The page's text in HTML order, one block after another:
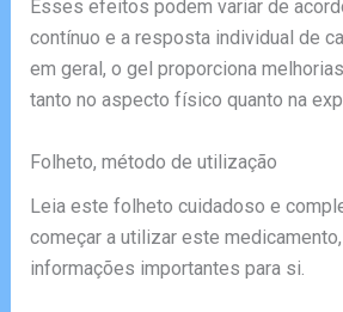
Esses efeitos podem variar de
contínuo e a resposta individual de
em geral, o gel proporciona
tanto no aspecto físico quanto na
Folheto, método de utilização
Leia este folheto cuidadoso e
começar a utilizar este
informações importantes para si.